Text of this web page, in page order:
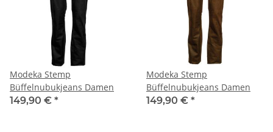
Modeka Stemp
Büffelnubukjeans Damen
149,90 € *
Modeka Stemp
Büffelnubukjeans Damen
149,90 € *